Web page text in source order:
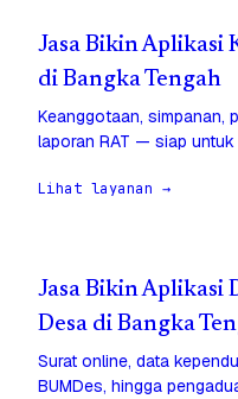
Jasa Bikin Aplikasi
di Bangka Tengah
Keanggotaan, simpanan,
laporan RAT — siap untuk
Lihat layanan →
Jasa Bikin Aplikasi
Desa di Bangka
Surat online, data
BUMDes, hingga